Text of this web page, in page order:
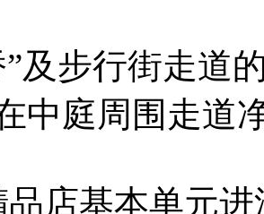
”及步行街走道
中庭周围走道
品店基本单元